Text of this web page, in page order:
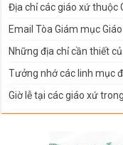
Địa chỉ các giáo xứ thuộc
Email Tòa Giám mục
Những địa chỉ cần thiết
Tưởng nhớ các linh mục
Giờ lễ tại các giáo xứ